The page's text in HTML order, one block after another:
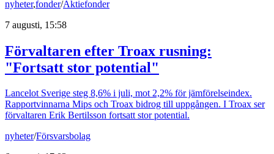
nyheter,fonder/Aktiefonder
7 augusti, 15:58
Förvaltaren efter Troax rusning:
"Fortsatt stor potential"
Lancelot Sverige steg 8,6% i juli, mot 2,2% för jämförelseindex.
Rapportvinnarna Mips och Troax bidrog till uppgången. I Troax ser
förvaltaren Erik Bertilsson fortsatt stor potential.
nyheter/Försvarsbolag